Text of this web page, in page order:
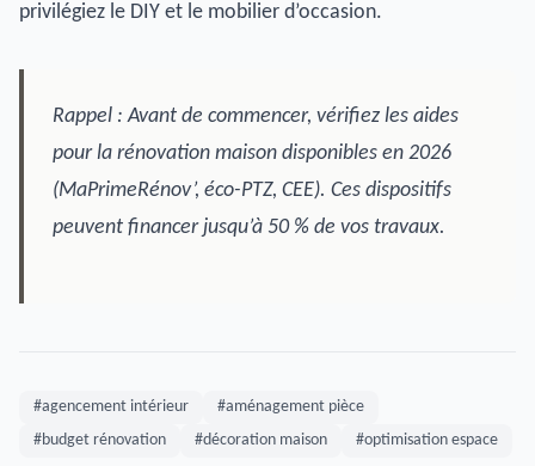
privilégiez le DIY et le mobilier d’occasion.
Rappel : Avant de commencer, vérifiez les aides
pour la rénovation maison disponibles en 2026
(MaPrimeRénov’, éco-PTZ, CEE). Ces dispositifs
peuvent financer jusqu’à 50 % de vos travaux.
#agencement intérieur
#aménagement pièce
#budget rénovation
#décoration maison #optimisation espace